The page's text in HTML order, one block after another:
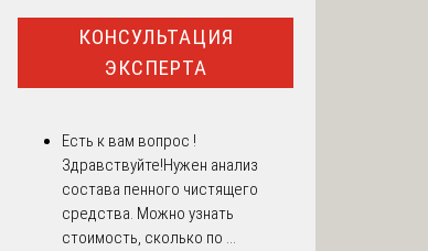
КОНСУЛЬТАЦИЯ
ЭКСПЕРТА
Есть к вам вопрос !
Здравствуйте!Нужен анализ
состава пенного чистящего
средства. Можно узнать
стоимость, сколько по ...